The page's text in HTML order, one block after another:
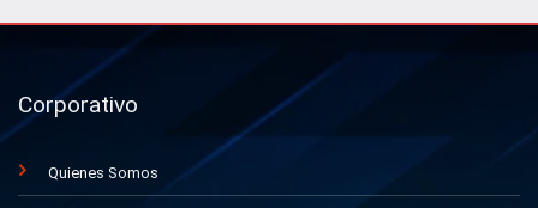
Corporativo
Quienes Somos